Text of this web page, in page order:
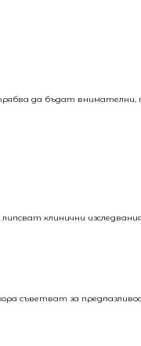
трябва да бъдат
клинични
съветват за